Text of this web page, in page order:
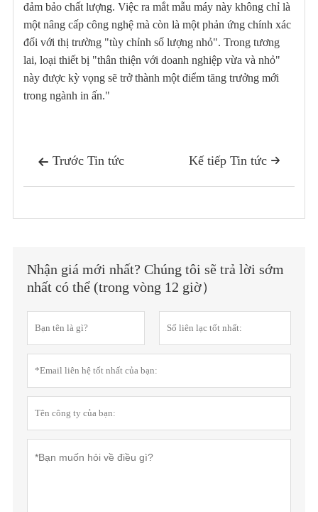
đảm bảo chất lượng. Việc ra mắt mẫu máy này không chỉ là
một nâng cấp công nghệ mà còn là một phản ứng chính xác
đối với thị trường "tùy chỉnh số lượng nhỏ". Trong tương
lai, loại thiết bị "thân thiện với doanh nghiệp vừa và nhỏ"
này được kỳ vọng sẽ trở thành một điểm tăng trưởng mới
trong ngành in ấn."
 Trước Tin tức 
Kế tiếp Tin tức
Nhận giá mới nhất? Chúng tôi sẽ trả lời sớm
nhất có thể (trong vòng 12 giờ）